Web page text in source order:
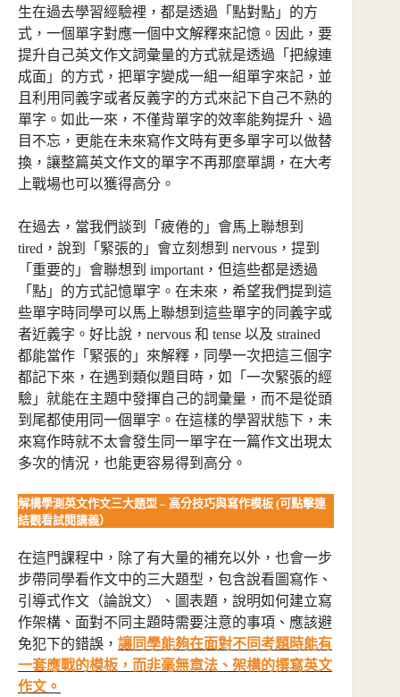
生在過去學習經驗裡，都是透過「點對點」的方
式，一個單字對應一個中文解釋來記憶。因此，要
提升自己英文作文詞彙量的方式就是透過「把線連
成面」的方式，把單字變成一組一組單字來記，並
且利用同義字或者反義字的方式來記下自己不熟的
單字。如此一來，不僅背單字的效率能夠提升、過
目不忘，更能在未來寫作文時有更多單字可以做替
換，讓整篇英文作文的單字不再那麼單調，在大考
上戰場也可以獲得高分。
在過去，當我們談到「疲倦的」會馬上聯想到
tired，說到「緊張的」會立刻想到 nervous，提到
「重要的」會聯想到 important，但這些都是透過
「點」的方式記憶單字。在未來，希望我們提到這
些單字時同學可以馬上聯想到這些單字的同義字或
者近義字。好比說，nervous 和 tense 以及 strained
都能當作「緊張的」來解釋，同學一次把這三個字
都記下來，在遇到類似題目時，如「一次緊張的經
驗」就能在主題中發揮自己的詞彙量，而不是從頭
到尾都使用同一個單字。在這樣的學習狀態下，未
來寫作時就不太會發生同一單字在一篇作文出現太
多次的情況，也能更容易得到高分。
解構學測英文作文三大題型 – 高分技巧與寫作模板 (可點擊連
結觀看試閱講義）
在這門課程中，除了有大量的補充以外，也會一步
步帶同學看作文中的三大題型，包含說看圖寫作、
引導式作文（論說文）、圖表題，說明如何建立寫
作架構、面對不同主題時需要注意的事項、應該避
免犯下的錯誤， 讓同學能夠在面對不同考題時能有
一套應戰的模板，而非毫無章法、架構的撰寫英文
作文。